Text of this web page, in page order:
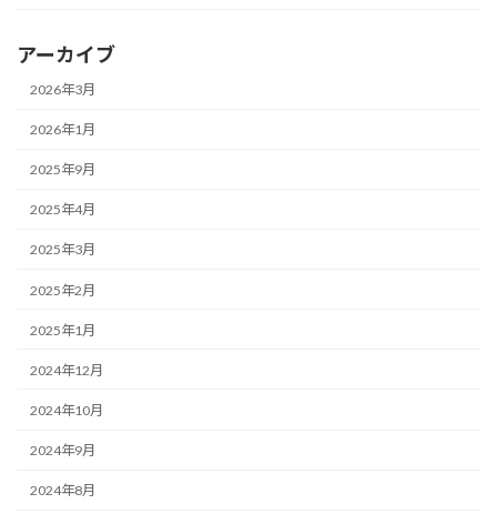
アーカイブ
2026年3月
2026年1月
2025年9月
2025年4月
2025年3月
2025年2月
2025年1月
2024年12月
2024年10月
2024年9月
2024年8月